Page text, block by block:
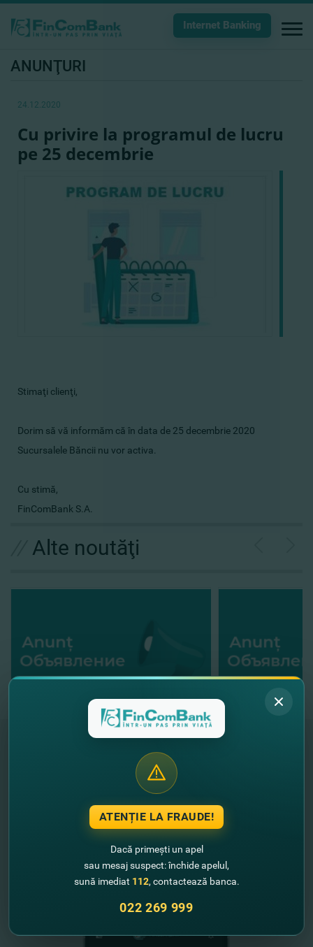
Internet Banking
ANUNŢURI
24.12.2020
Cu privire la programul de lucru
pe 25 decembrie
Stimaţi clienţi,
Dorim să vă informăm că în data de 25 decembrie 2020
Sucursalele Băncii nu vor activa.
Cu stimă,
FinComBank S.A.
Alte noutăţi
"FinComBank" S.A. este membră a
Schemei de Garantare a Depozitelor
din Republica Moldova
FinComPay Mobile
ATENȚIE LA FRAUDE!
Dacă primești un apel
sau mesaj suspect: închide apelul,
sună imediat 112, contactează banca.
022 269 999